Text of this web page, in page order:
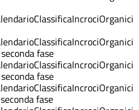
ClassificaIncrociOrganici
ClassificaIncrociOrganici
fase
ClassificaIncrociOrganici
fase
ClassificaIncrociOrganici
fase